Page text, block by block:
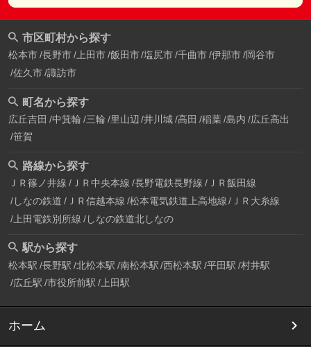
市区町村から探す
松本市 長野市 上田市 飯田市 塩尻市 千曲市 伊那市 岡谷市
佐久市 諏訪市
町名から探す
広丘吉田 中箕輪 三輪 里山辺 井川城 高田 稲葉 島内 広丘高出
笹賀
路線から探す
ＪＲ篠ノ井線 ＪＲ中央本線 長野電鉄長野線 ＪＲ飯田線
しなの鉄道 ＪＲ信越本線 松本電気鉄道上高地線
ＪＲ大糸線
上田電鉄別所線 しなの鉄道北しなの
駅から探す
松本駅 長野駅 北松本駅 南松本駅 西松本駅 平田駅 村井駅
広丘駅 市役所前駅 上田駅
ホーム